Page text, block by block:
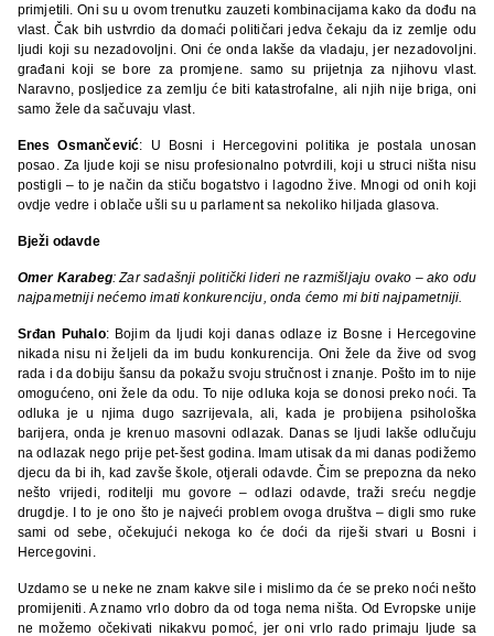
primjetili. Oni su u ovom trenutku zauzeti kombinacijama kako da dođu na
vlast. Čak bih ustvrdio da domaći političari jedva čekaju da iz zemlje odu
ljudi koji su nezadovoljni. Oni će onda lakše da vladaju, jer nezadovoljni.
građani koji se bore za promjene. samo su prijetnja za njihovu vlast.
Naravno, posljedice za zemlju će biti katastrofalne, ali njih nije briga, oni
samo žele da sačuvaju vlast.
Enes Osmančević: U Bosni i Hercegovini politika je postala unosan
posao. Za ljude koji se nisu profesionalno potvrdili, koji u struci ništa nisu
postigli – to je način da stiču bogatstvo i lagodno žive. Mnogi od onih koji
ovdje vedre i oblače ušli su u parlament sa nekoliko hiljada glasova.
Bježi odavde
Omer Karabeg: Zar sadašnji politički lideri ne razmišljaju ovako – ako odu
najpametniji nećemo imati konkurenciju, onda ćemo mi biti najpametniji.
Srđan Puhalo: Bojim da ljudi koji danas odlaze iz Bosne i Hercegovine
nikada nisu ni željeli da im budu konkurencija. Oni žele da žive od svog
rada i da dobiju šansu da pokažu svoju stručnost i znanje. Pošto im to nije
omogućeno, oni žele da odu. To nije odluka koja se donosi preko noći. Ta
odluka je u njima dugo sazrijevala, ali, kada je probijena psihološka
barijera, onda je krenuo masovni odlazak. Danas se ljudi lakše odlučuju
na odlazak nego prije pet-šest godina. Imam utisak da mi danas podižemo
djecu da bi ih, kad zavše škole, otjerali odavde. Čim se prepozna da neko
nešto vrijedi, roditelji mu govore – odlazi odavde, traži sreću negdje
drugdje. I to je ono što je najveći problem ovoga društva – digli smo ruke
sami od sebe, očekujući nekoga ko će doći da riješi stvari u Bosni i
Hercegovini.
Uzdamo se u neke ne znam kakve sile i mislimo da će se preko noći nešto
promijeniti. A znamo vrlo dobro da od toga nema ništa. Od Evropske unije
ne možemo očekivati nikakvu pomoć, jer oni vrlo rado primaju ljude sa